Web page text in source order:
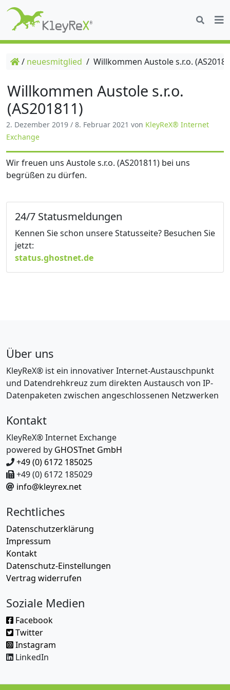
/ neuesmitglied / Willkommen Austole s.r.o.
Willkommen Austole s.r.o.
(AS201811)
2. Dezember 2019 / 8. Februar 2021 von KleyReX® Internet
Exchange
Wir freuen uns Austole s.r.o. (AS201811) bei uns
begrüßen zu dürfen.
24/7 Statusmeldungen
Kennen Sie schon unsere Statusseite? Besuchen Sie
jetzt:
status.ghostnet.de
Über uns
KleyReX® ist ein innovativer Internet-Austauschpunkt
und Datendrehkreuz zum direkten Austausch von IP-
Datenpaketen zwischen angeschlossenen Netzwerken
Kontakt
KleyReX® Internet Exchange
powered by GHOSTnet GmbH
+49 (0) 6172 185025
+49 (0) 6172 185029
info@kleyrex.net
Rechtliches
Datenschutzerklärung
Impressum
Kontakt
Datenschutz-Einstellungen
Vertrag widerrufen
Soziale Medien
Facebook
Twitter
Instagram
LinkedIn